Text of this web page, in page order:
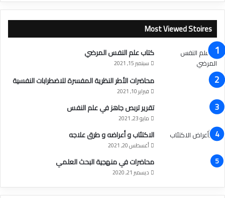
Most Viewed Stoires
كتاب علم النفس المرضي
سبتمبر 15, 2021
محاضرات الأطر النظرية المفسرة للاضطرابات النفسية
فبراير 10, 2021
تقرير تربص جاهز في علم النفس
مايو 23, 2021
الاكتئاب و أعراضه و طرق علاجه
أغسطس 20, 2021
محاضرات في منهجية البحث العلمي
ديسمبر 21, 2020